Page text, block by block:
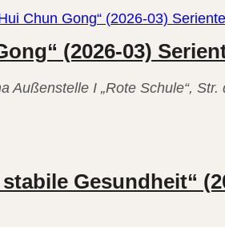
(2026-03)
Chun Gong“ (2026-03)
Außenstelle I „Rote Schule“,
Gesundheit“